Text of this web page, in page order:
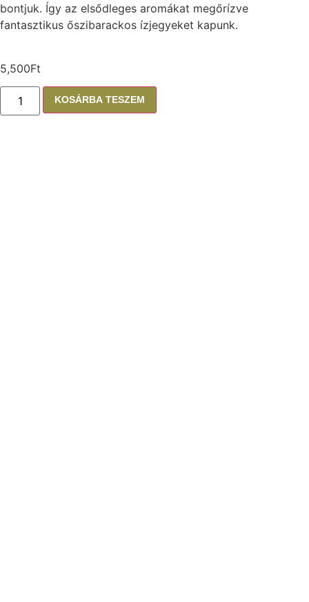
bontjuk. Így az elsődleges aromákat megőrízve
fantasztikus őszibarackos ízjegyeket kapunk.
5,500Ft
KOSÁRBA TESZEM